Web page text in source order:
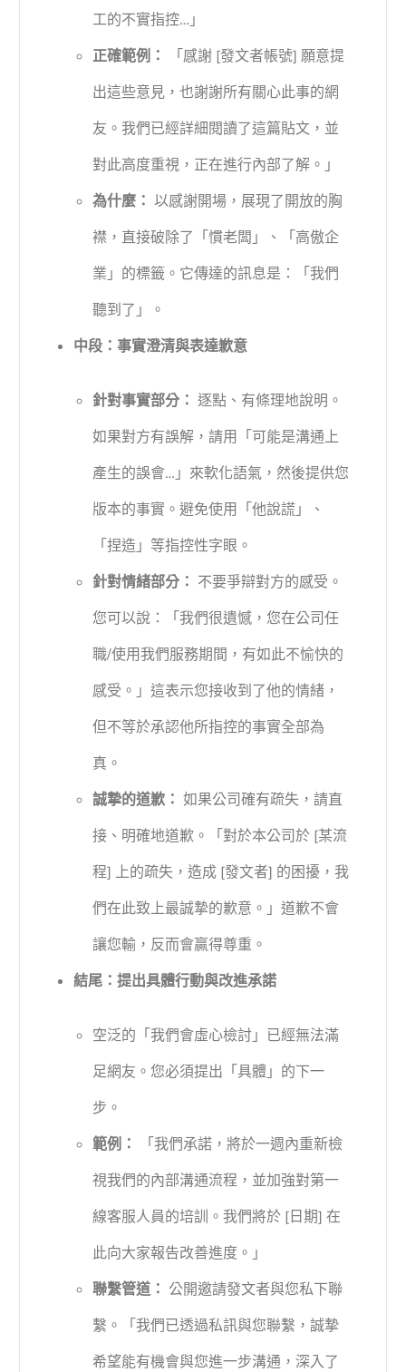
工的不實指控…」
正確範例：
「感謝 [發文者帳號] 願意提
出這些意見，也謝謝所有關心此事的網
友。我們已經詳細閱讀了這篇貼文，並
對此高度重視，正在進行內部了解。」
為什麼： 以感謝開場，展現了開放的胸
襟，直接破除了「慣老闆」、「高傲企
業」的標籤。它傳達的訊息是：「我們
聽到了」。
中段：事實澄清與表達歉意
針對事實部分： 逐點、有條理地說明。
如果對方有誤解，請用「可能是溝通上
產生的誤會…」來軟化語氣，然後提供您
版本的事實。避免使用「他說謊」、
「捏造」等指控性字眼。
針對情緒部分： 不要爭辯對方的感受。
您可以說：「我們很遺憾，您在公司任
職/使用我們服務期間，有如此不愉快的
感受。」這表示您接收到了他的情緒，
但不等於承認他所指控的事實全部為
真。
誠摯的道歉： 如果公司確有疏失，請直
接、明確地道歉。「對於本公司於 [某流
程] 上的疏失，造成 [發文者] 的困擾，我
們在此致上最誠摯的歉意。」道歉不會
讓您輸，反而會贏得尊重。
結尾：提出具體行動與改進承諾
空泛的「我們會虛心檢討」已經無法滿
足網友。您必須提出「具體」的下一
步。
範例：
「我們承諾，將於一週內重新檢
視我們的內部溝通流程，並加強對第一
線客服人員的培訓。我們將於 [日期] 在
此向大家報告改善進度。」
聯繫管道： 公開邀請發文者與您私下聯
繫。「我們已透過私訊與您聯繫，誠摯
希望能有機會與您進一步溝通，深入了